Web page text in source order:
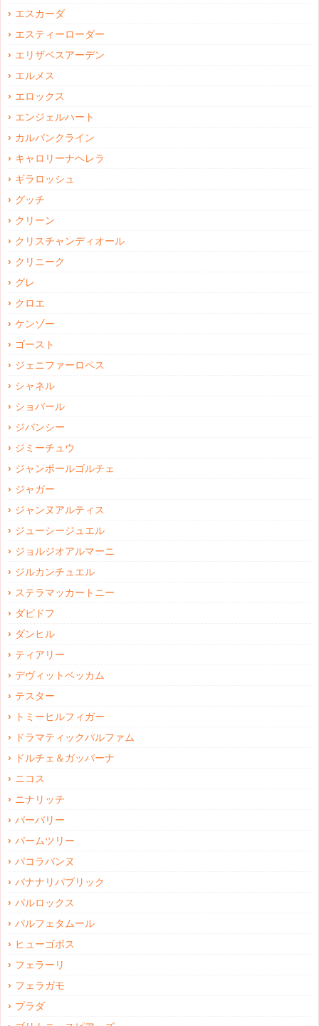
エスカーダ
エスティーローダー
エリザベスアーデン
エルメス
エロックス
エンジェルハート
カルバンクライン
キャロリーナヘレラ
ギラロッシュ
グッチ
クリーン
クリスチャンディオール
クリニーク
グレ
クロエ
ケンゾー
ゴースト
ジェニファーロペス
シャネル
ショパール
ジバンシー
ジミーチュウ
ジャンポールゴルチェ
ジャガー
ジャンヌアルティス
ジューシージュエル
ジョルジオアルマーニ
ジルカンチュエル
ステラマッカートニー
ダビドフ
ダンヒル
ティアリー
デヴィットベッカム
テスター
トミーヒルフィガー
ドラマティックパルファム
ドルチェ＆ガッバーナ
ニコス
ニナリッチ
バーバリー
パームツリー
パコラバンヌ
バナナリパブリック
パルロックス
パルフェタムール
ヒューゴボス
フェラーリ
フェラガモ
プラダ